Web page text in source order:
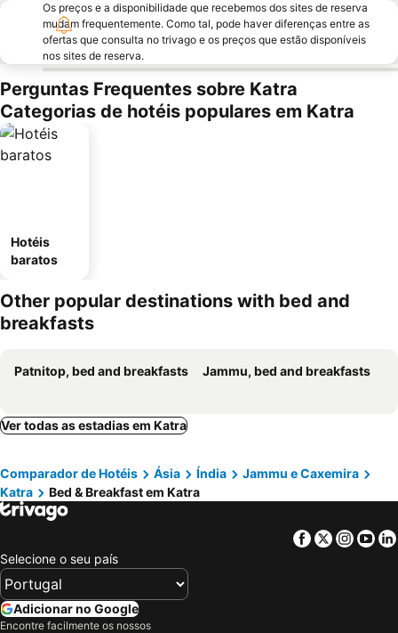
Os preços e a disponibilidade que recebemos dos sites de reserva
mudam frequentemente. Como tal, pode haver diferenças entre as
ofertas que consulta no trivago e os preços que estão disponíveis
nos sites de reserva.
Perguntas Frequentes sobre Katra
Categorias de hotéis populares em Katra
Hotéis
baratos
Other popular destinations with bed and
breakfasts
Patnitop, bed and breakfasts Jammu, bed and breakfasts
Ver todas as estadias em Katra
Comparador de Hotéis Ásia Índia
Jammu e Caxemira
Katra
Bed & Breakfast em Katra
Facebook
Twitter
Selecione o seu país
Adicionar no Google
Encontre facilmente os nossos